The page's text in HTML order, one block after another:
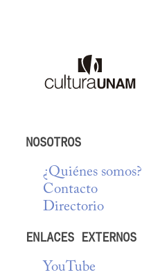
NOSOTROS
¿Quiénes somos?
Contacto
Directorio
ENLACES EXTERNOS
YouTube